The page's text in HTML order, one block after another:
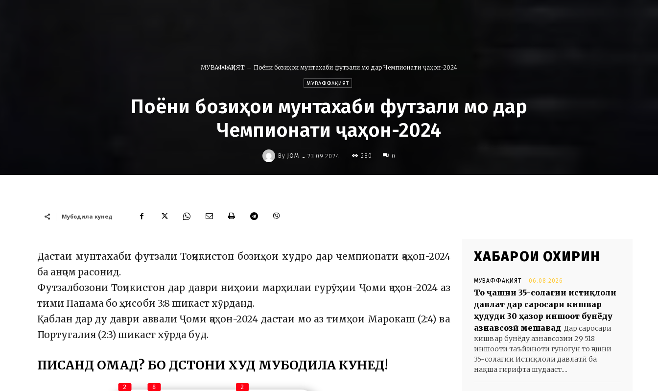
МУВАФФАҚИЯТ Поёни бозиҳои мунтахаби футзали мо дар Чемпионати ҷаҳон-2024
МУВАФФАҚИЯТ
Поёни бозиҳои мунтахаби футзали мо дар
Чемпионати ҷаҳон-2024
By JOM - 23.09.2024 280 0
Мубодила кунед
Дастаи мунтахаби футзали Тоҷикистон бозиҳои худро дар чемпионати ҷаҳон-2024
ба анҷом расонид.
Футзалбозони Тоҷикистон дар даври ниҳоии марҳилаи гурӯҳии Ҷоми ҷаҳон-2024 аз
тими Панама бо ҳисоби 3:8 шикаст хӯрданд.
Қаблан дар ду даври аввали Ҷоми ҷаҳон-2024 дастаи мо аз тимҳои Марокаш (2:4) ва
Португалия (2:3) шикаст хӯрда буд.
ПИСАНД ОМАД? БО ДӮСТОНИ ХУД МУБОДИЛА КУНЕД!
2 8 2
ХАБАРҲОИ ОХИРИН
МУВАФФАҚИЯТ 06.08.2026
То ҷашни 35-солагии истиқлоли
давлат дар саросари кишвар
ҳудуди 30 ҳазор иншоот бунёду
азнавсозӣ мешавад Дар саросари
кишвар бунёду азнавсозии 29 518
иншооти таъйиноти гуногун то ҷашни
35-солагии Истиқлоли давлатӣ ба
нақша гирифта шудааст....